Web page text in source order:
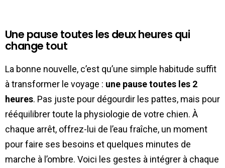
Une pause toutes les deux heures qui
change tout
La bonne nouvelle, c’est qu’une simple habitude suffit
à transformer le voyage : une pause toutes les 2
heures. Pas juste pour dégourdir les pattes, mais pour
rééquilibrer toute la physiologie de votre chien. À
chaque arrêt, offrez-lui de l’eau fraîche, un moment
pour faire ses besoins et quelques minutes de
marche à l’ombre. Voici les gestes à intégrer à chaque